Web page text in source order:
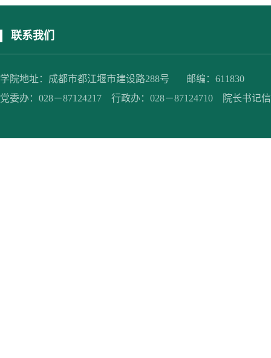
联系我们
学院地址：成都市都江堰市建设路288号 邮编：611830
党委办：028－87124217 行政办：028－87124710 院长书记信